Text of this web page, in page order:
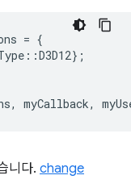
= {
::D3D12};
, myCallback,
니다. change